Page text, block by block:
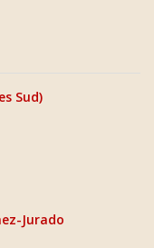
Sud)
Jurado